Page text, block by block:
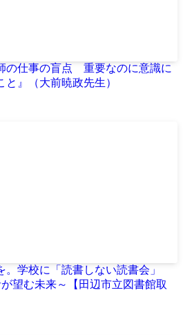
の仕事の盲点 重要なのに意識に
』（大前暁政先生）
学校に「読書しない読書会」
望む未来～【田辺市立図書館取